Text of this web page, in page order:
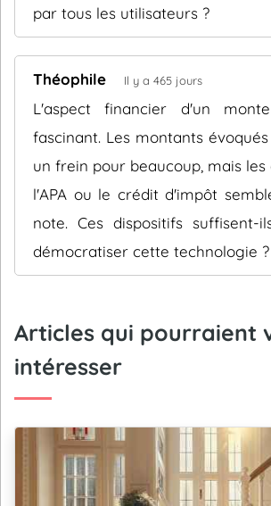
par tous les utilisateurs ?
Théophile Il y a 465 jours
L'aspect financier d'un
fascinant. Les montants
un frein pour beaucoup, mais
l'APA ou le crédit d'impôt
note. Ces dispositifs suffisent-
démocratiser cette technologie ?
Articles qui pourraient
intéresser